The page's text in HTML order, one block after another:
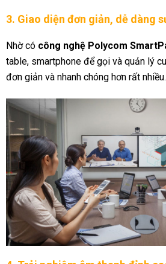
3. Giao diện đơn giản, dễ dàng
Nhờ có công nghệ Polycom
table, smartphone để gọi và quản lý
đơn giản và nhanh chóng hơn rất nhiều.